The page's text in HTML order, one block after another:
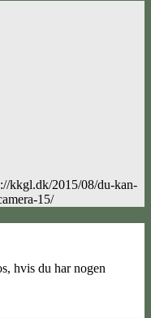
kkgl.dk/2015/08/du-kan-
15/
hvis du har nogen